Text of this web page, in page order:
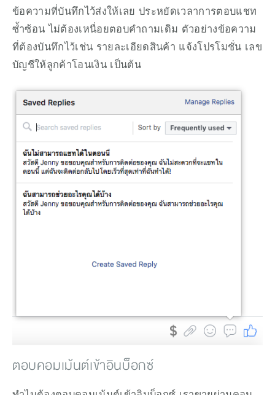
ข้อความที่บันทึกไว้ส่งให้เลย ประหยัดเวลาการตอบแชท
ซ้ำซ้อน ไม่ต้องเหนื่อยตอบคำถามเดิม ตัวอย่างข้อความ
ที่ต้องบันทึกไว้เช่น รายละเอียดสินค้า แจ้งโปรโมชั่น เลข
บัญชีให้ลูกค้าโอนเงิน เป็นต้น
ตอบคอมเม้นต์เข้าอินบ็อกซ์